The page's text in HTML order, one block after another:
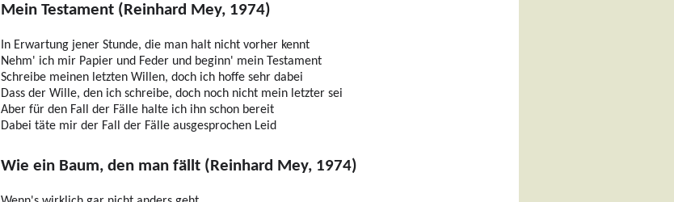
Mein Testament (Reinhard Mey, 1974)
In Erwartung jener Stunde, die man halt nicht vorher kennt
Nehm' ich mir Papier und Feder und beginn' mein Testament
Schreibe meinen letzten Willen, doch ich hoffe sehr dabei
Dass der Wille, den ich schreibe, doch noch nicht mein letzter sei
Aber für den Fall der Fälle halte ich ihn schon bereit
Dabei täte mir der Fall der Fälle ausgesprochen Leid
Wie ein Baum, den man fällt (Reinhard Mey, 1974)